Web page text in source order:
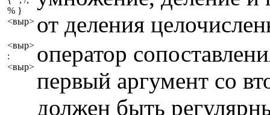
% }
<выр> от деления
<выр>
:
<выр>
оператор
первый аргумент со
должен быть